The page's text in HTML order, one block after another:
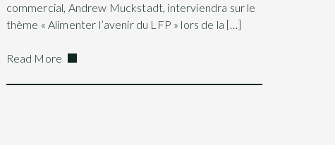
commercial, Andrew Muckstadt, interviendra sur le
thème « Alimenter l’avenir du LFP » lors de la […]
Read More